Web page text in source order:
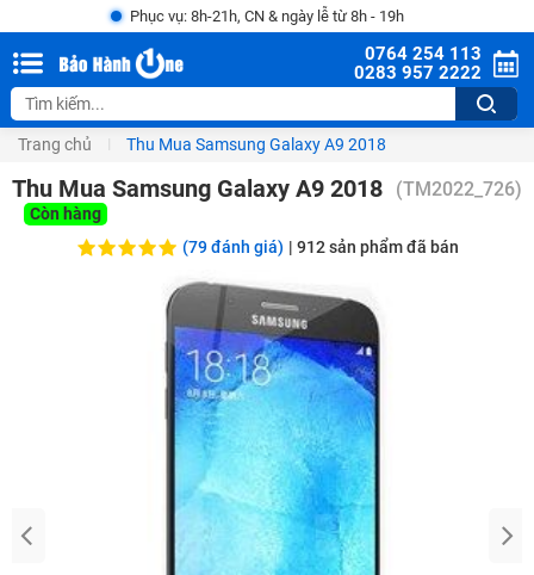
Phục vụ: 8h-21h, CN & ngày lễ từ 8h - 19h
0764 254 113
0283 957 2222
Trang chủ Thu Mua Samsung Galaxy A9 2018
Thu Mua Samsung Galaxy A9 2018 (TM2022_726)
Còn hàng
(79 đánh giá) | 912sản phẩm đã bán